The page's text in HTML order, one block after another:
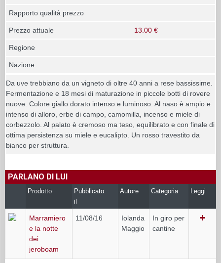
Rapporto qualità prezzo
Prezzo attuale 13.00 €
Regione
Nazione
Da uve trebbiano da un vigneto di oltre 40 anni a rese bassissime.
Fermentazione e 18 mesi di maturazione in piccole botti di rovere
nuove. Colore giallo dorato intenso e luminoso. Al naso è ampio e
intenso di alloro, erbe di campo, camomilla, incenso e miele di
corbezzolo. Al palato è cremoso ma teso, equilibrato e con finale di
ottima persistenza su miele e eucalipto. Un rosso travestito da
bianco per struttura.
PARLANO DI LUI
Prodotto
Pubblicato
il
Autore Categoria Leggi
Marramiero
e la notte
dei
jeroboam
11/08/16
Iolanda
Maggio
In giro per
cantine